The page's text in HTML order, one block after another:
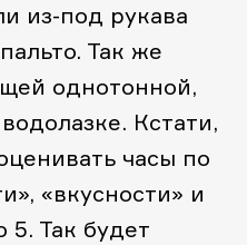
из-под рукава
Так же
однотонной,
Кстати,
часы по
«вкусности» и
5. Так будет